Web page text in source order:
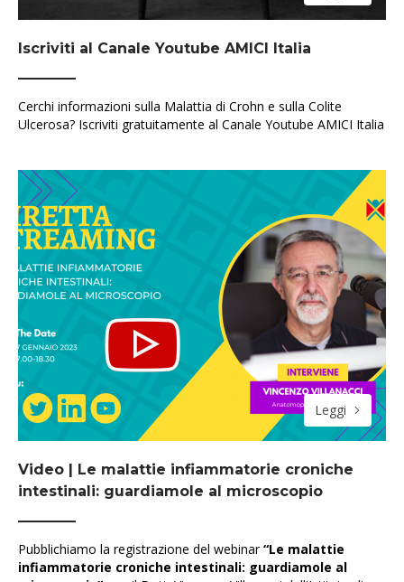
Iscriviti al Canale Youtube AMICI Italia
Cerchi informazioni sulla Malattia di Crohn e sulla Colite
Ulcerosa? Iscriviti gratuitamente al Canale Youtube AMICI Italia
Leggi
Video | Le malattie infiammatorie croniche
intestinali: guardiamole al microscopio
Pubblichiamo la registrazione del webinar“Le malattie
infiammatorie croniche intestinali: guardiamole al